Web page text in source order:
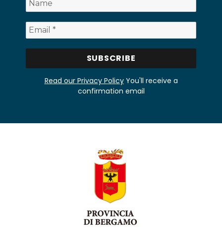
Read our Privacy PolicyYou'll receive a
confirmation email